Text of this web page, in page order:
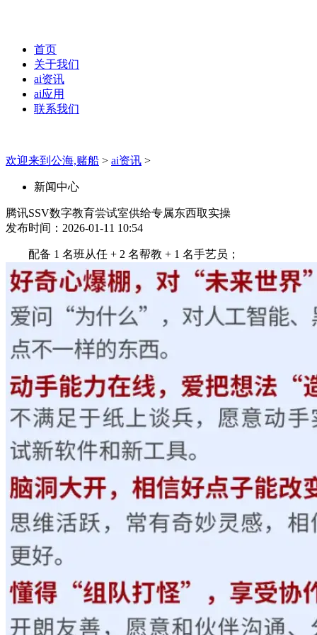
首页
关于我们
ai资讯
ai应用
联系我们
欢迎来到公海,赌船 > ai资讯 >
新闻中心
腾讯SSV数字教育尝试室供给专属东西取实操
发布时间：2026-01-11 10:54
配备 1 名班从任 + 2 名帮教 + 1 名手艺员；